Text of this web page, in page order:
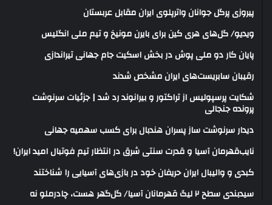
پیروزی پرگل جوانان واترپلوی ایران مقابل عربستان
ویدیو/ گل‌های هری‌ کین برای بایرن مونیخ و تیم ملی انگلیس
پایان کار دو ملی پوش در بخش اسکیت جام جهانی تیراندازی
رقیبان سابریست‌های ایران مشخص شدند
شکایت پرسپولیس از تراکتور و بیرانوند رد شد | جزئیات سرنوشت
پرونده جنجالی
دیدار سرنوشت ساز پسران هندبال برای کسب سهمیه جهانی
نایب‌قهرمان آسیا و قدرت سنتی شرق در انتظار تیم فوتبال امید ایران!
کبدی و والیبال ایران حریفان خود در بازی‌های آسیایی را شناختند
سیدبندی سطح ۲ لیگ قهرمانان آسیا/ گل‌گهر هست، چادرملو نه